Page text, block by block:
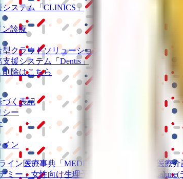
システム
「CLINICS」
診療
クラウドソリューション
支援システム
「Dentis」
除はこちら
づく表記
シー
イン
ライン医療事典 「MEDLEY」 医療
ミー」 女性向け生理予測・妊活アプリ
「